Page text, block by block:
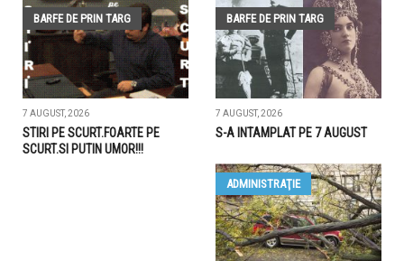
BARFE DE PRIN TARG
7 AUGUST, 2026
STIRI PE SCURT.FOARTE PE
SCURT.SI PUTIN UMOR!!!
BARFE DE PRIN TARG
7 AUGUST, 2026
S-A INTAMPLAT PE 7 AUGUST
ADMINISTRAŢIE